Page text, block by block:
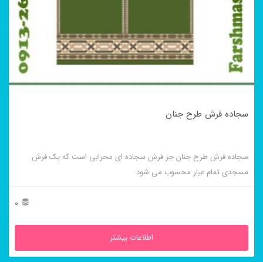
سجاده فرش طرح جنان
سجاده فرش طرح جنان جز فرش سجاده ای محرابی است که یک فرش
مسجدی تمام عیار محسوب می شود.
0
اطلاعات بیشتر